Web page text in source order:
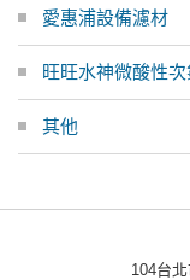
愛惠浦設備濾材
旺旺水神微酸性
其他
104台